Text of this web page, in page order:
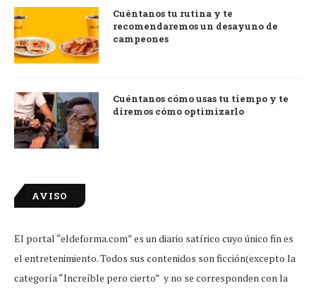
Cuéntanos tu rutina y te
recomendaremos un desayuno de
campeones
Cuéntanos cómo usas tu tiempo y te
diremos cómo optimizarlo
AVISO
El portal “eldeforma.com” es un diario satírico cuyo único fin es
el entretenimiento. Todos sus contenidos son ficción(excepto la
categoría “Increíble pero cierto” y no se corresponden con la